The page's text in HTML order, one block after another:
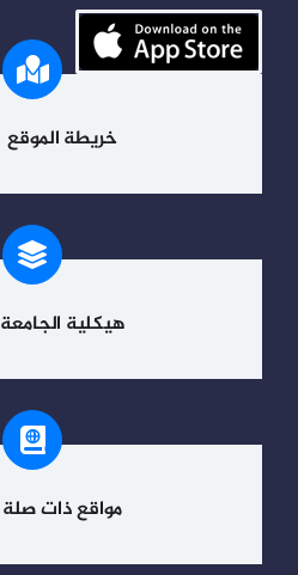
خريطة الموقع
هيكلية الجامعة
مواقع ذات صلة